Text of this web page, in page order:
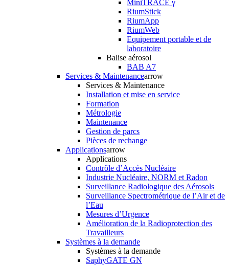
MiniTRACE γ
RiumStick
RiumApp
RiumWeb
Equipement portable et de
laboratoire
Balise aérosol
BAB A7
Services & Maintenancearrow
Services & Maintenance
Installation et mise en service
Formation
Métrologie
Maintenance
Gestion de parcs
Pièces de rechange
Applicationsarrow
Applications
Contrôle d’Accès Nucléaire
Industrie Nucléaire, NORM et Radon
Surveillance Radiologique des Aérosols
Surveillance Spectrométrique de l’Air et de
l’Eau
Mesures d’Urgence
Amélioration de la Radioprotection des
Travailleurs
Systèmes à la demande
Systèmes à la demande
SaphyGATE GN